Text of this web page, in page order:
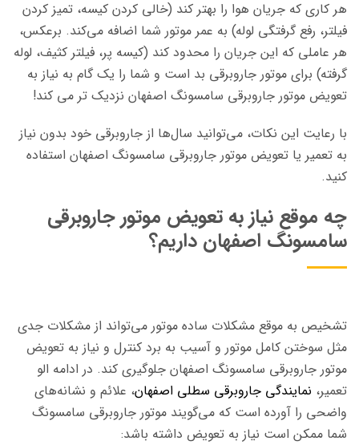
هر کاری که جریان هوا را بهتر کند (خالی کردن کیسه، تمیز کردن
فیلتر، رفع گرفتگی لوله) به عمر موتور شما اضافه می‌کند. برعکس،
هر عاملی که این جریان را محدود کند (کیسه پر، فیلتر کثیف، لوله
گرفته) برای موتور جاروبرقی بد است و شما را یک گام به نیاز به
تعویض موتور جاروبرقی سامسونگ اصفهان نزدیک تر می کند!
با رعایت این نکات، می‌توانید سال‌ها از جاروبرقی خود بدون نیاز
به تعمیر یا تعویض موتور جاروبرقی سامسونگ اصفهان استفاده
کنید.
چه موقع نیاز به تعویض موتور جاروبرقی
سامسونگ اصفهان داریم؟
تشخیص به موقع مشکلات ساده موتور می‌تواند از مشکلات جدی
مثل سوختن کامل موتور و آسیب به برد کنترل و نیاز به تعویض
موتور جاروبرقی سامسونگ اصفهان جلوگیری کند. در ادامه الو
تعمیر، نمایندگی جاروبرقی سطلی اصفهان، علائم و نشانه‌های
واضحی را آورده است که می‌گویند موتور جاروبرقی سامسونگ
شما ممکن است نیاز به تعویض داشته باشد: